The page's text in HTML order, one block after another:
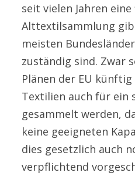
seit vielen Jahren
Alttextilsammlung
meisten
zuständig sind. Zwar
Plänen der EU
Textilien auch für ein
gesammelt werden,
keine geeigneten
dies gesetzlich auch
verpflichtend